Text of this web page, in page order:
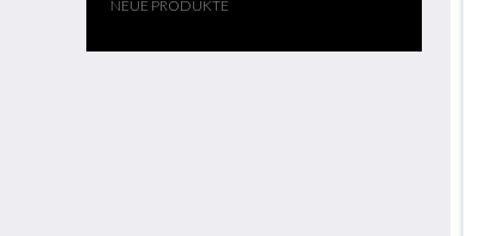
NEUE PRODUKTE